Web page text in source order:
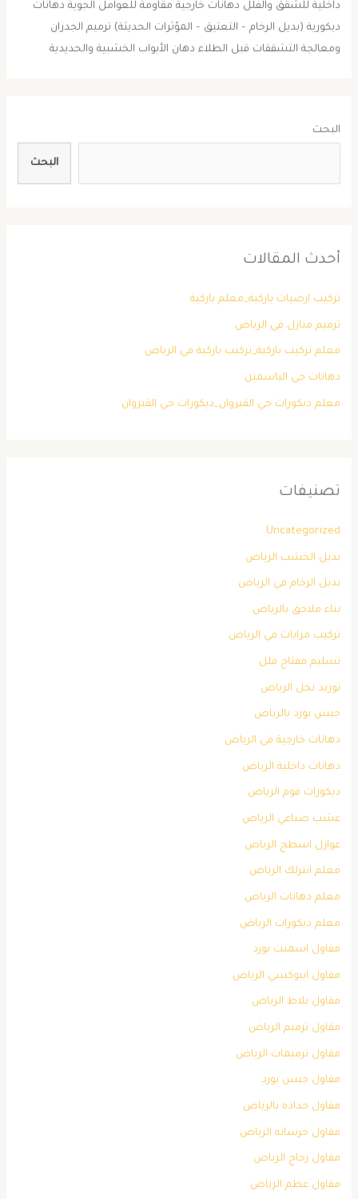
داخلية للشقق والفلل دهانات خارجية مقاومة للعوامل الجوية دهانات
ديكورية (بديل الرخام – التعتيق – المؤثرات الحديثة) ترميم الجدران
ومعالجة التشققات قبل الطلاء دهان الأبواب الخشبية والحديدية
البحث
البحث
أحدث المقالات
تركيب ارضيات باركية_معلم باركية
ترميم منازل في الرياض
معلم تركيب باركية_تركيب باركية في الرياض
دهانات حي الياسمين
معلم ديكورات حي القيروان_ديكورات حي القيروان
تصنيفات
Uncategorized
بديل الخشب الرياض
بديل الرخام في الرياض
بناء ملاحق بالرياض
تركيب مرايات في الرياض
تسليم مفتاح فلل
توريد نخل الرياض
جبس بورد بالرياض
دهانات خارجية في الرياض
دهانات داخلية الرياض
ديكورات فوم الرياض
عشب صناعي الرياض
عوازل اسطح الرياض
معلم انترلك الرياض
معلم دهانات الرياض
معلم ديكورات الرياض
مقاول اسمنت بورد
مقاول ايبوكسي الرياض
مقاول بلاط الرياض
مقاول ترميم الرياض
مقاول ترميمات الرياض
مقاول جبس بورد
مقاول حداده بالرياض
مقاول خرسانه الرياض
مقاول زجاج الرياض
مقاول عظم الرياض